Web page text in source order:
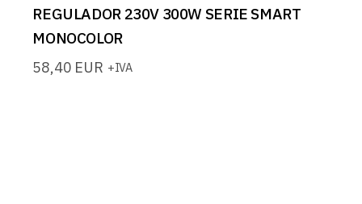
REGULADOR 230V 300W SERIE SMART
MONOCOLOR
58,40 EUR +IVA